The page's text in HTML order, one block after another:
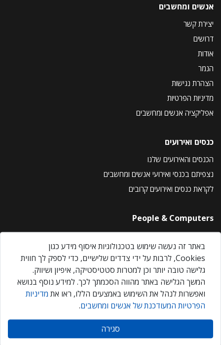
אנשים ומחשבים
יצירת קשר
דרושים
אודות
הנמר
הצהרת נגישות
מדיניות הפרטיות
אפליקציה אנשים ומחשבים
כנסים ואירועים
הכנסים והאירועים שלנו
נצפיתם בכנסי ואירועי אנשים ומחשבים
לקראת כנסים ואירועים קרובים
People & Computers
About Us
Privacy Policy
Contact Us
Our Events
אנשים ומחשבים © 2026 – כל הזכויות שמורות
באתר זה נעשה שימוש בטכנולוגיות איסוף מידע כגון
Cookies, לרבות על ידי צדדים שלישיים, כדי לספק לך חווית
גלישה טובה יותר וכן למטרות סטטיסטיקה, איפיון ושיווק.
המשך הגלישה באתר מהווה הסכמתך לכך. למידע נוסף בנושא
ואפשרות לנהל את השימוש באמצעים הללו, ראו את מדיניות
הפרטיות המעודכנת של אנשים ומחשבים.
סגירה